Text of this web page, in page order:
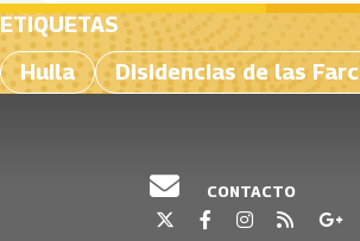
ETIQUETAS
Huila
Disidencias de las Farc
CONTACTO